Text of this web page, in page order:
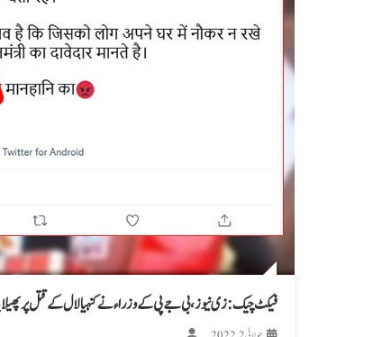
فیکٹ چیک: زی نیوز، بی جے پی کے وزراء نے کنہیا لال کے قتل پر